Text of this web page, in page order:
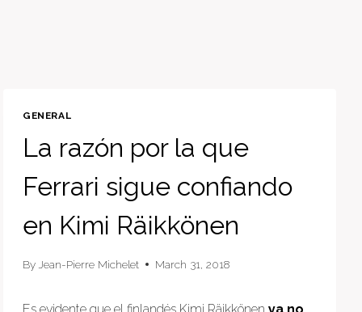
GENERAL
La razón por la que
Ferrari sigue confiando
en Kimi Räikkönen
By Jean-Pierre Michelet March 31, 2018